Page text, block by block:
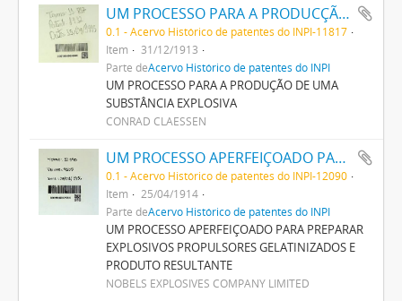
UM PROCESSO PARA A PRODUCÇÃO DE UMA SUBSTANCIA EXPLOSIVA
0.1 - Acervo Histórico de patentes do INPI-11817
Item
31/12/1913
Parte deAcervo Histórico de patentes do INPI
UM PROCESSO PARA A PRODUÇÃO DE UMA
SUBSTÂNCIA EXPLOSIVA
CONRAD CLAESSEN
UM PROCESSO APERFEIÇOADO PARA PREPARAR EXPLOSIVOS PROPULSORES GELATINISADOS E PRODUCTO RESULTANTE
0.1 - Acervo Histórico de patentes do INPI-12090
Item
25/04/1914
Parte deAcervo Histórico de patentes do INPI
UM PROCESSO APERFEIÇOADO PARA PREPARAR
EXPLOSIVOS PROPULSORES GELATINIZADOS E
PRODUTO RESULTANTE
NOBELS EXPLOSIVES COMPANY LIMITED